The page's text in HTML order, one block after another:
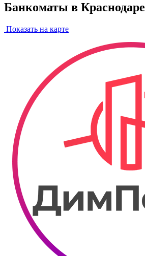
Банкоматы в Краснодаре
Показать на карте